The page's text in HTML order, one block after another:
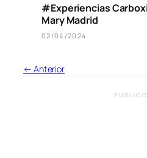
#Experiencias
Mary Madrid
02/04/2024
← Anterior